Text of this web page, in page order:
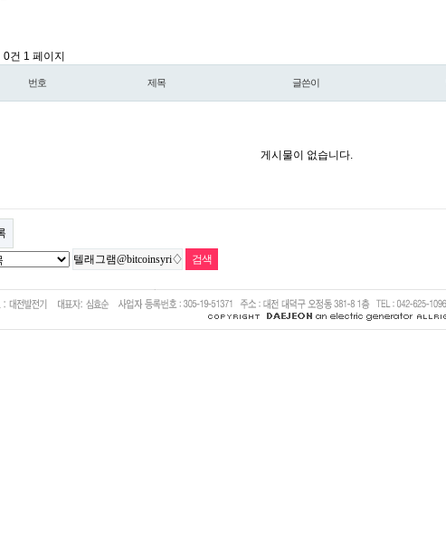
0건 1 페이지
번호 제목 글쓴이
게시물이 없습니다.